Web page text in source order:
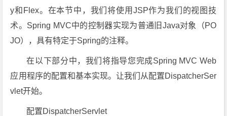
y和Flex。在本节中，我们将使用JSP作为我们的视图技
术。Spring MVC中的控制器实现为普通旧Java对象（PO​​
JO），具有特定于Spring的注释。
在以下部分中，我们将指导您完成Spring MVC Web
应用程序的配置和基本实现。让我们从配置DispatcherSer
vlet开始。
配置DispatcherServlet